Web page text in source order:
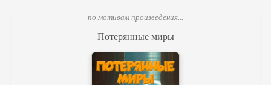
по мотивам произведения...
Потерянные миры